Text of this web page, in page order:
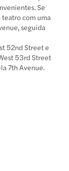
Se
teatro com uma
seguida
52nd Street e
53rd Street
7th Avenue.